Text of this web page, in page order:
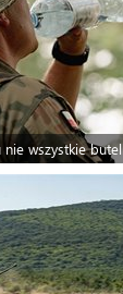
nie wszystkie